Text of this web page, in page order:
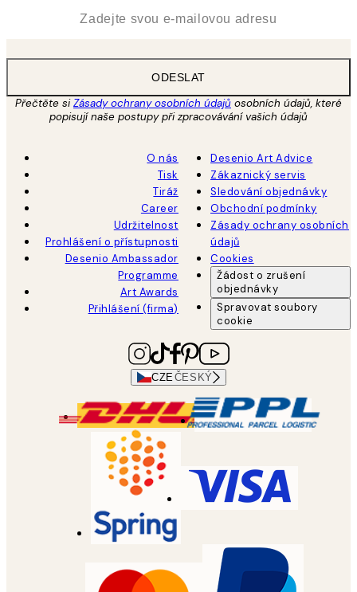
ODESLAT
Přečtěte siZásady ochrany osobních údajů osobních údajů, které
popisují naše postupy při zpracovávání vašich údajů
O nás
Tisk
Tiráž
Career
Udržitelnost
Prohlášení o přístupnosti
Desenio Ambassador
Programme
Art Awards
Přihlášení (firma)
Desenio Art Advice
Zákaznický servis
Sledování objednávky
Obchodní podmínky
Zásady ochrany osobních
údajů
Cookies
Žádost o zrušení
objednávky
Spravovat soubory
cookie
CZE ČESKÝ